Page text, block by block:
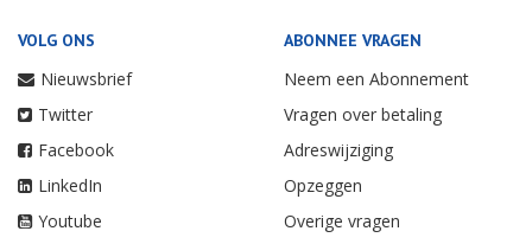
VOLG ONS
Nieuwsbrief
Twitter
Facebook
LinkedIn
Youtube
ABONNEE VRAGEN
Neem een Abonnement
Vragen over betaling
Adreswijziging
Opzeggen
Overige vragen